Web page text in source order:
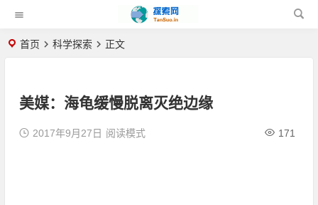
首页 科学探索 正文
美媒：海龟缓慢脱离灭绝边缘
2017年9月27日 171
阅读模式